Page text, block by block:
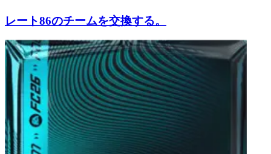
レート86のチームを交換する。